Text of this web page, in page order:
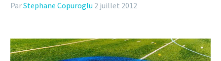
ParStephane Copuroglu 2 juillet 2012